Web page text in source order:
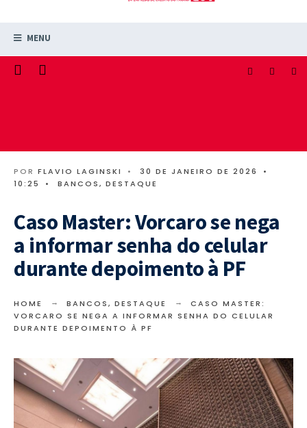
MENU
POR FLAVIO LAGINSKI • 30 DE JANEIRO DE 2026
•
10:25
• BANCOS, DESTAQUE
Caso Master: Vorcaro se nega
a informar senha do celular
durante depoimento à PF
HOME BANCOS, DESTAQUE
CASO MASTER:
VORCARO SE NEGA A INFORMAR SENHA DO CELULAR
DURANTE DEPOIMENTO À PF